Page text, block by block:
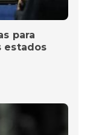
para
estados